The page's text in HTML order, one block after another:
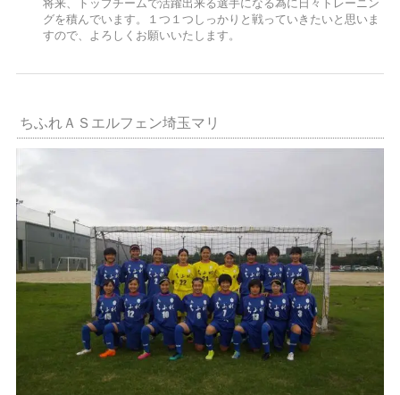
グを積んでいます。１つ１つしっかりと戦っていきたいと思いま
すので、よろしくお願いいたします。
ちふれＡＳエルフェン埼玉マリ